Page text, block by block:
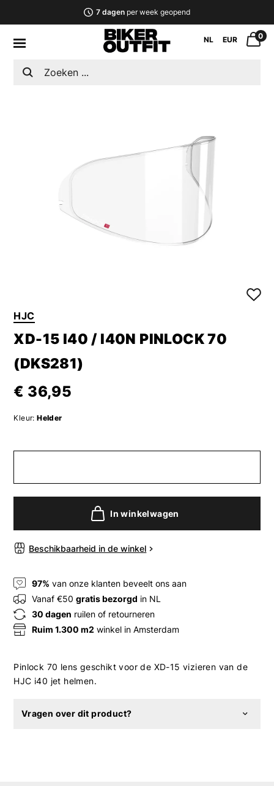
7 dagenper week geopend
NL EUR 0
HJC
XD-15 I40 / I40N PINLOCK 70
(DKS281)
€ 36,95
Kleur: Helder
In winkelwagen
Beschikbaarheid in de winkel
97% van onze klanten beveelt ons aan
Vanaf €50gratis bezorgd in NL
30 dagen ruilen of retourneren
Ruim 1.300 m2 winkel in Amsterdam
Pinlock 70 lens geschikt voor de XD-15 vizieren van de
HJC i40 jet helmen.
Vragen over dit product?